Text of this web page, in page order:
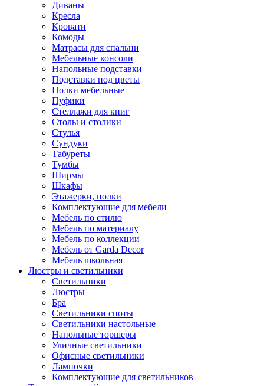
Диваны
Кресла
Кровати
Комоды
Матрасы для спальни
Мебельные консоли
Напольные подставки
Подставки под цветы
Полки мебельные
Пуфики
Стеллажи для книг
Столы и столики
Стулья
Сундуки
Табуреты
Тумбы
Ширмы
Шкафы
Этажерки, полки
Комплектующие для мебели
Мебель по стилю
Мебель по материалу
Мебель по коллекции
Мебель от Garda Decor
Мебель школьная
Люстры и светильники
Светильники
Люстры
Бра
Светильники споты
Светильники настольные
Напольные торшеры
Уличные светильники
Офисные светильники
Лампочки
Комплектующие для светильников